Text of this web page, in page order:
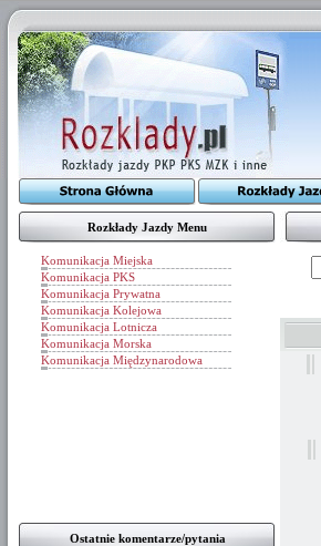
Rozkłady Jazdy Menu
Komunikacja Miejska
Komunikacja PKS
Komunikacja Prywatna
Komunikacja Kolejowa
Komunikacja Lotnicza
Komunikacja Morska
Komunikacja Międzynarodowa
Ostatnie komentarze/pytania